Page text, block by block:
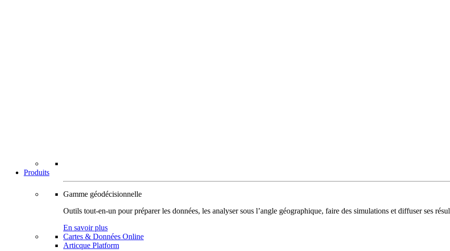
Produits
Gamme géodécisionnelle
Outils tout-en-un pour préparer les données, les analyser sous l’angle géographique, faire des simulations et diffuser ses
En savoir plus
Cartes & Données Online
Articque Platform